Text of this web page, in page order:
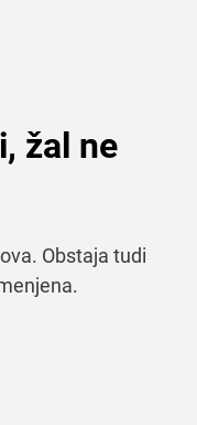
žal ne
Obstaja tudi